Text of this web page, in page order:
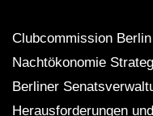
Clubcommission
Nachtökonomie
Berliner
Herausforderungen